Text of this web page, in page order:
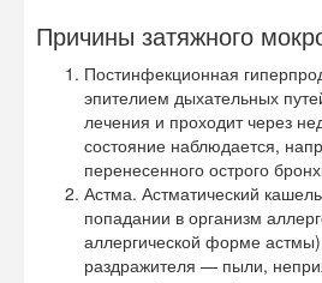
Причины затяжного
Постинфекционная
эпителием дыхательных
лечения и проходит через
состояние наблюдается,
перенесенного острого
Астма. Астматический
попадании в организм
аллергической форме
раздражителя — пыли,